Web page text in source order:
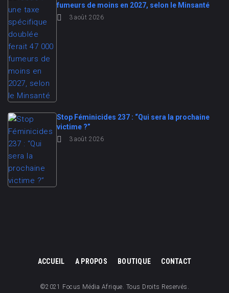
fumeurs de moins en 2027, selon le Minsanté
3 août 2026
Stop Féminicides 237 : “Qui sera la prochaine
victime ?”
3 août 2026
ACCUEIL A PROPOS BOUTIQUE CONTACT
©2021 Focus Média Afrique. Tous Droits Reservés.